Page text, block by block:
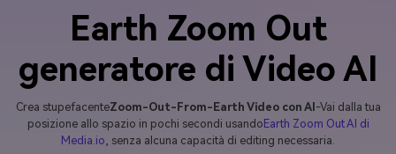
Earth Zoom Out
generatore di Video AI
Crea stupefacenteZoom-Out-From-Earth Video con AI -Vai dalla tua
posizione allo spazio in pochi secondi usando Earth Zoom Out AI di
Media.io , senza alcuna capacità di editing necessaria.